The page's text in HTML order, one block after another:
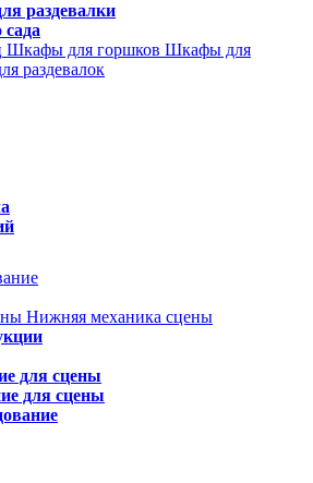
раздевалки
Шкафы для горшков Шкафы для
раздевалок
Нижняя механика сцены
для сцены
для сцены